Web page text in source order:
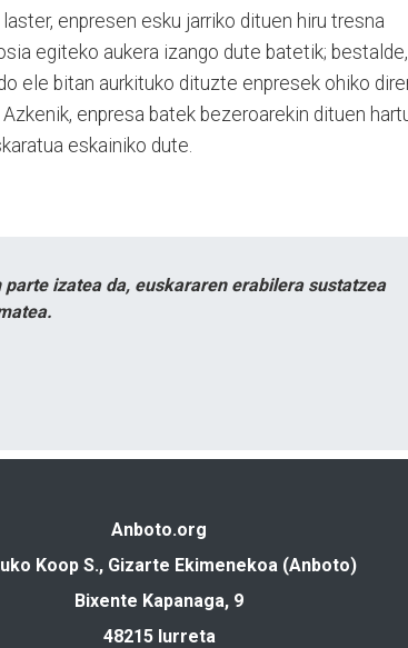
enpresen esku jarriko dituen hiru tresna
egiteko aukera izango dute batetik; bestalde,
ele bitan aurkituko dituzte enpresek ohiko
enpresa batek bezeroarekin dituen
eskainiko dute.
izatea da, euskararen erabilera sustatzea
Anboto.org
Koop S., Gizarte Ekimenekoa (Anboto)
Bixente Kapanaga, 9
48215 Iurreta